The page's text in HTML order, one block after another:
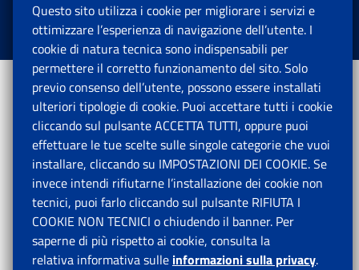
Istituto Nazionale Previdenza Sociale.
Tutti i diritti riservati.
Questo sito utilizza i cookie per migliorare i servizi e
ottimizzare l’esperienza di navigazione dell’utente. I
cookie di natura tecnica sono indispensabili per
permettere il corretto funzionamento del sito. Solo
previo consenso dell’utente, possono essere installati
ulteriori tipologie di cookie. Puoi accettare tutti i cookie
cliccando sul pulsante ACCETTA TUTTI, oppure puoi
effettuare le tue scelte sulle singole categorie che vuoi
installare, cliccando su IMPOSTAZIONI DEI COOKIE. Se
invece intendi rifiutarne l’installazione dei cookie non
tecnici, puoi farlo cliccando sul pulsante RIFIUTA I
COOKIE NON TECNICI o chiudendo il banner. Per
saperne di più rispetto ai cookie, consulta la
relativa informativa sulle informazioni sulla privacy.